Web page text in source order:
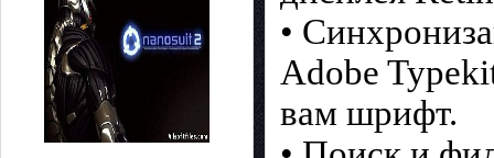
•
Adobe
вам шрифт.